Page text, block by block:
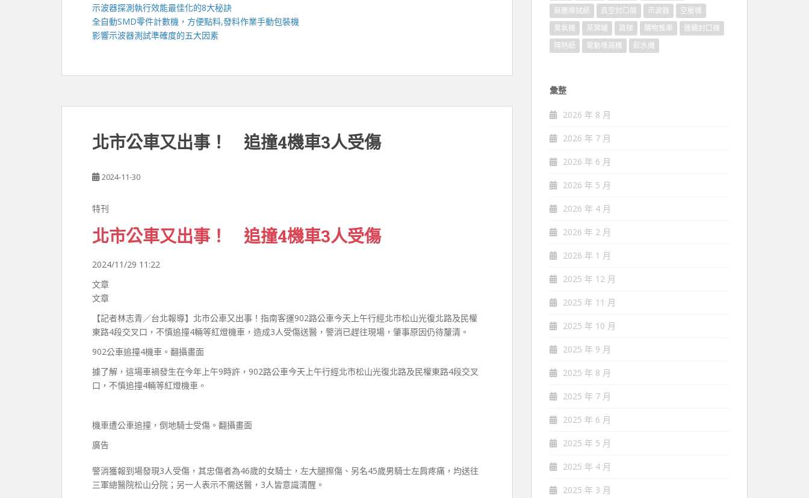
示波器探測執行效能最佳化的8大秘訣
全自動SMD零件計數機 ，方便點料,發料作業手動包裝機
影響示波器測試準確度的五大因素
北市公車又出事！ 追撞4機車3人受傷
2024-11-30
特刊
北市公車又出事！ 追撞4機車3人受傷
2024/11/29 11:22
文章
文章
【記者林志青／台北報導】北市公車又出事！指南客運902路公車今天上午行經北市松山光復北路及民權
東路4段交叉口，不慎追撞4輛等紅燈機車，造成3人受傷送醫，警消已趕往現場，肇事原因仍待釐清。
902公車追撞4機車。翻攝畫面
據了解，這場車禍發生在今年上午9時許，902路公車今天上午行經北市松山光復北路及民權東路4段交叉
口，不慎追撞4輛等紅燈機車。
機車遭公車追撞，倒地騎士受傷。翻攝畫面
廣告
警消獲報到場發現3人受傷，其忠傷者為46歲的女騎士，左大腿擦傷、另名45歲男騎士左肩疼痛，均送往
三軍總醫院松山分院；另一人表示不需送醫，3人皆意識清醒。
無塵擦拭紙
真空封口機 示波器
空壓機
臭氧機
茶葉罐 貨梯 購物推車
連續封口機
隔熱紙
電動堆高機 飲水機
彙整
2026 年 8 月
2026 年 7 月
2026 年 6 月
2026 年 5 月
2026 年 4 月
2026 年 2 月
2026 年 1 月
2025 年 12 月
2025 年 11 月
2025 年 10 月
2025 年 9 月
2025 年 8 月
2025 年 7 月
2025 年 6 月
2025 年 5 月
2025 年 4 月
2025 年 3 月